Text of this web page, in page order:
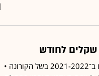
שקלים לחודש
הקצבאות צמודות לשכר הממוצע במשק, אבל הצמדה זו הוקפאו ב־2021-2022 בשל הקורונה •